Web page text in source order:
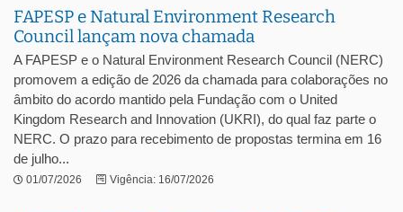
FAPESP e Natural Environment Research
Council lançam nova chamada
A FAPESP e o Natural Environment Research Council (NERC)
promovem a edição de 2026 da chamada para colaborações no
âmbito do acordo mantido pela Fundação com o United
Kingdom Research and Innovation (UKRI), do qual faz parte o
NERC. O prazo para recebimento de propostas termina em 16
de julho...
01/07/2026 Vigência: 16/07/2026